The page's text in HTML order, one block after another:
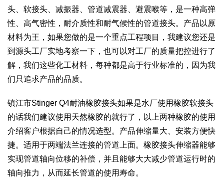
头、软接头、减振器、管道减震器、避震喉等，是一种高弹
性、高气密性，耐介质性和耐气候性的管道接头。产品以原
材料为王，如果您做的是一个重点工程项目，我建议您还是
到源头工厂实地考察一下，也可以对工厂的质量把控进行了
解，我们这些化工材料，每种都是高于行业标准的，因为我
们只追求产品的品质。
镇江市Stinger Q4耐油橡胶接头如果是水厂使用橡胶软接头
的话我们建议使用天然橡胶的就行了，以上两种橡胶的使用
介绍客户根据自己的情况选型。产品伸缩量大、安装方便快
捷。适用于两端法兰连接的管道上面。橡胶接头伸缩器能够
实现管道轴向位移的补偿，并且能够大大减少管道运行时的
轴向推力，从而延长管道的使用寿命。